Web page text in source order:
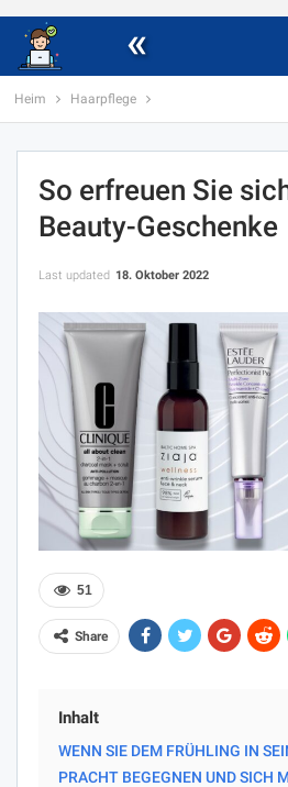
«
Heim Haarpflege
So erfreuen Sie
Beauty-Geschenke
Last updated 18. Oktober 2022
51
Share
Inhalt
WENN SIE DEM FRÜHLING IN
PRACHT BEGEGNEN UND SICH